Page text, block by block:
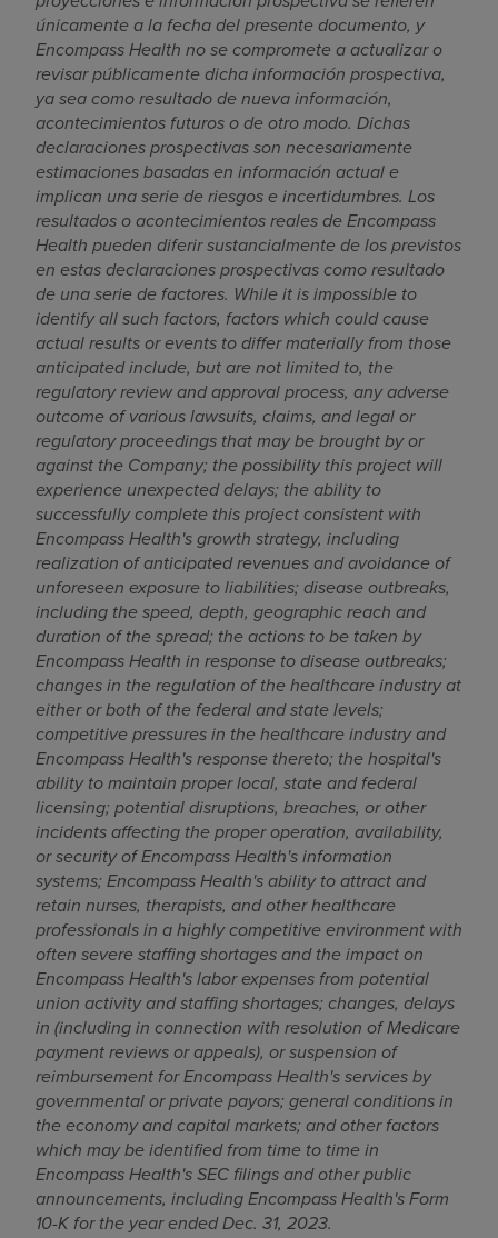
únicamente a la fecha del presente documento, y
Encompass Health no se compromete a actualizar o
revisar públicamente dicha información prospectiva,
ya sea como resultado de nueva información,
acontecimientos futuros o de otro modo. Dichas
declaraciones prospectivas son necesariamente
estimaciones basadas en información actual e
implican una serie de riesgos e incertidumbres. Los
resultados o acontecimientos reales de Encompass
Health pueden diferir sustancialmente de los previstos
en estas declaraciones prospectivas como resultado
de una serie de factores. While it is impossible to
identify all such factors, factors which could cause
actual results or events to differ materially from those
anticipated include, but are not limited to, the
regulatory review and approval process, any adverse
outcome of various lawsuits, claims, and legal or
regulatory proceedings that may be brought by or
against the Company; the possibility this project will
experience unexpected delays; the ability to
successfully complete this project consistent with
Encompass Health's growth strategy, including
realization of anticipated revenues and avoidance of
unforeseen exposure to liabilities; disease outbreaks,
including the speed, depth, geographic reach and
duration of the spread; the actions to be taken by
Encompass Health in response to disease outbreaks;
changes in the regulation of the healthcare industry at
either or both of the federal and state levels;
competitive pressures in the healthcare industry and
Encompass Health's response thereto; the hospital's
ability to maintain proper local, state and federal
licensing; potential disruptions, breaches, or other
incidents affecting the proper operation, availability,
or security of Encompass Health's information
systems; Encompass Health's ability to attract and
retain nurses, therapists, and other healthcare
professionals in a highly competitive environment with
often severe staffing shortages and the impact on
Encompass Health's labor expenses from potential
union activity and staffing shortages; changes, delays
in (including in connection with resolution of Medicare
payment reviews or appeals), or suspension of
reimbursement for Encompass Health's services by
governmental or private payors; general conditions in
the economy and capital markets; and other factors
which may be identified from time to time in
Encompass Health's SEC filings and other public
announcements, including Encompass Health's Form
10-K for the year endedDec. 31, 2023.